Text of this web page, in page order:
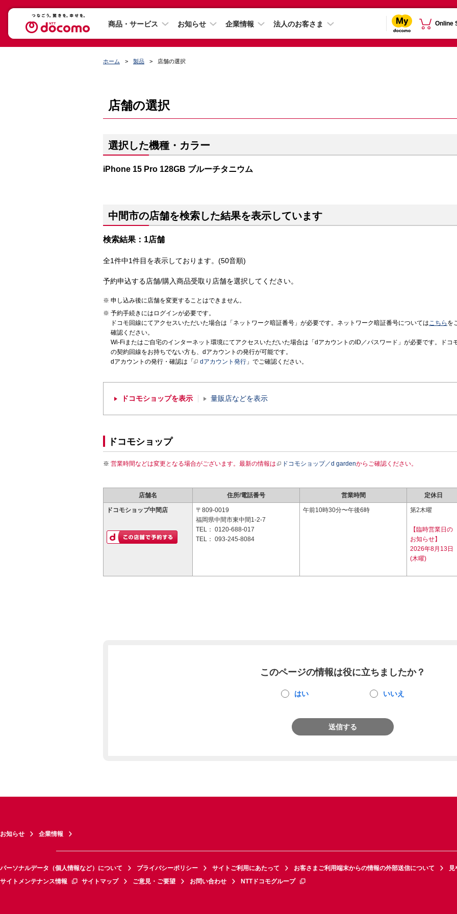
商品・サービス お知らせ 企業情報 法人のお客さま Online
ホーム 製品 店舗の選択
店舗の選択
選択した機種・カラー
iPhone 15 Pro 128GB ブルーチタニウム
中間市の店舗を検索した結果を表示しています
検索結果：1店舗
全1件中1件目を表示しております。(50音順)
予約申込する店舗/購入商品受取り店舗を選択してください。
申し込み後に店舗を変更することはできません。
予約手続きにはログインが必要です。
ドコモ回線にてアクセスいただいた場合は「ネットワーク暗証番号」が必要です。ネットワーク暗証番号についてはこちら を
確認ください。
Wi-Fiまたはご自宅のインターネット環境にてアクセスいただいた場合は「dアカウントのID／パスワード」が必要です。ドコ
の契約回線をお持ちでない方も、dアカウントの発行が可能です。
dアカウントの発行・確認は「
dアカウント発行 」でご確認ください。
ドコモショップを表示 量販店などを表示
ドコモショップ
営業時間などは変更となる場合がございます。最新の情報は ドコモショップ／d gardenからご確認ください。
店舗名 住所/電話番号 営業時間 定休日
ドコモショップ中間店
〒809-0019
福岡県中間市東中間1-2-7
TEL： 0120-688-017
TEL： 093-245-8084
午前10時30分〜午後6時 第2木曜
【臨時営業日の
お知らせ】
2026年8月13日
(木曜)
このページの情報は役に立ちましたか？
はい いいえ
送信する
お知らせ 企業情報
パーソナルデータ（個人情報など）について プライバシーポリシー サイトご利用にあたって お客さまご利用端末からの情報の外部送信について
見
サイトメンテナンス情報
サイトマップ ご意見・ご要望 お問い合わせ NTTドコモグループ